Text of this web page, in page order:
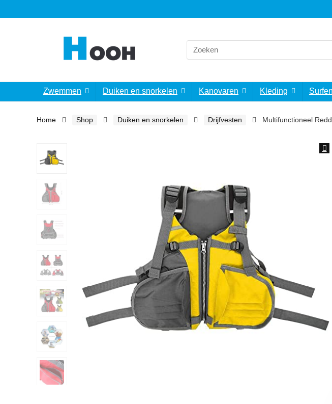
Search
for:
Zwemmen Duiken en snorkelen Kanovaren Kleding Surfen
Home Shop Duiken en snorkelen Drijfvesten Multifunctioneel